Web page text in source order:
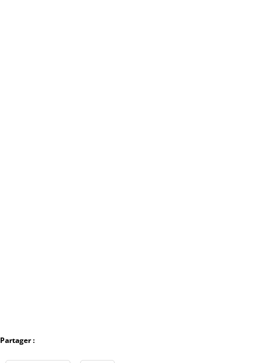
Partager :